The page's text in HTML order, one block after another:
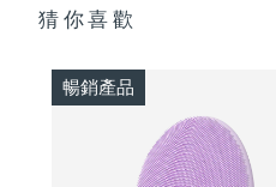
猜你喜歡
暢銷產品